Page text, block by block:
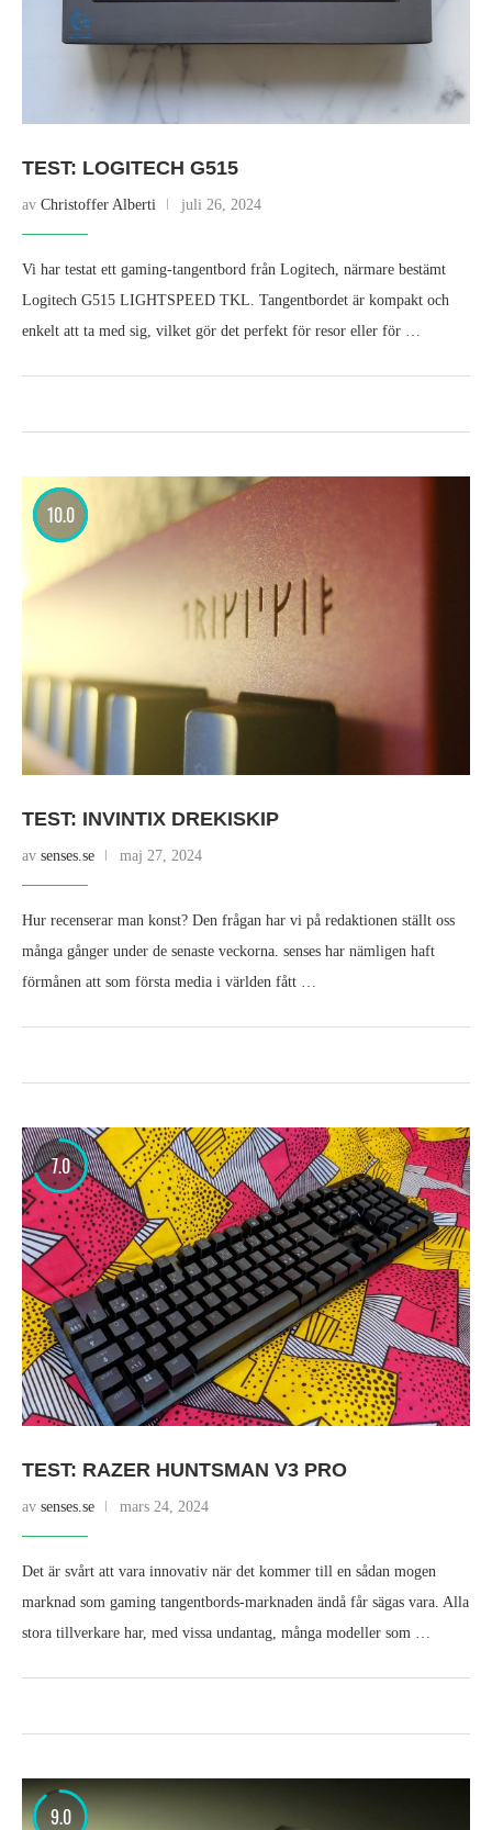
TEST: LOGITECH G515
av Christoffer Alberti juli 26, 2024
Vi har testat ett gaming-tangentbord från Logitech, närmare bestämt
Logitech G515 LIGHTSPEED TKL. Tangentbordet är kompakt och
enkelt att ta med sig, vilket gör det perfekt för resor eller för …
10.0
TEST: INVINTIX DREKISKIP
av senses.se maj 27, 2024
Hur recenserar man konst? Den frågan har vi på redaktionen ställt oss
många gånger under de senaste veckorna. senses har nämligen haft
förmånen att som första media i världen fått …
7.0
TEST: RAZER HUNTSMAN V3 PRO
av senses.se mars 24, 2024
Det är svårt att vara innovativ när det kommer till en sådan mogen
marknad som gaming tangentbords-marknaden ändå får sägas vara. Alla
stora tillverkare har, med vissa undantag, många modeller som …
9.0